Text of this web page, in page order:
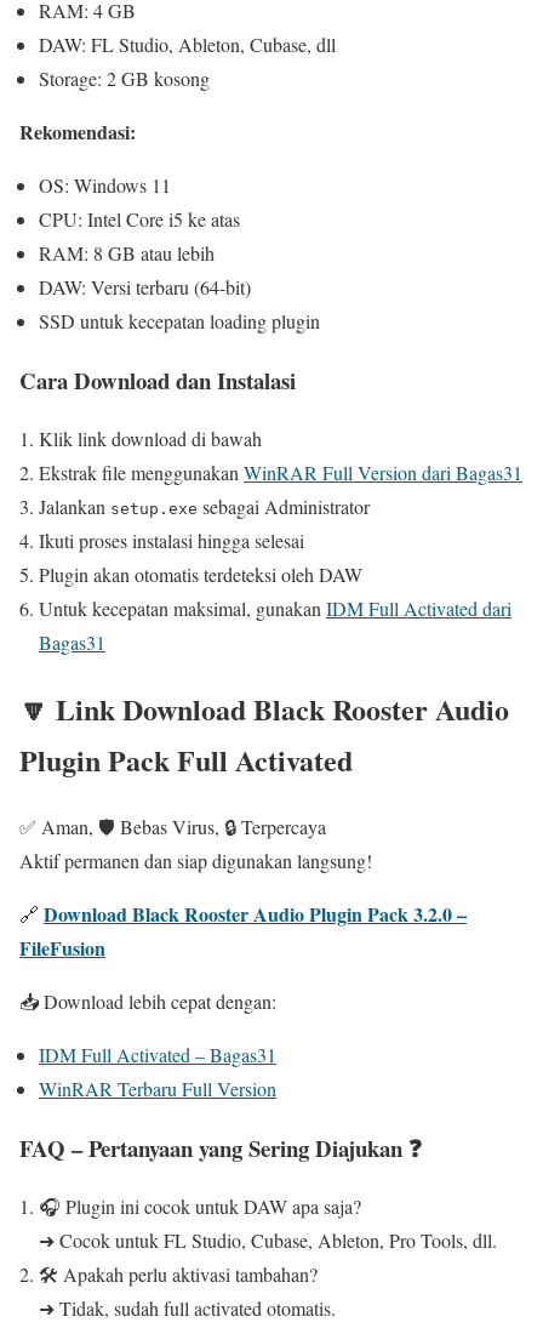
RAM: 4 GB
DAW: FL Studio, Ableton, Cubase, dll
Storage: 2 GB kosong
Rekomendasi:
OS: Windows 11
CPU: Intel Core i5 ke atas
RAM: 8 GB atau lebih
DAW: Versi terbaru (64-bit)
SSD untuk kecepatan loading plugin
Cara Download dan Instalasi
Klik link download di bawah
Ekstrak file menggunakanWinRAR Full Version dari Bagas31
Jalankan setup.exe sebagai Administrator
Ikuti proses instalasi hingga selesai
Plugin akan otomatis terdeteksi oleh DAW
Untuk kecepatan maksimal, gunakanIDM Full Activated dari
Bagas31
🔽 Link Download Black Rooster Audio
Plugin Pack Full Activated
✅ Aman, 🛡️ Bebas Virus, 🔒 Terpercaya
Aktif permanen dan siap digunakan langsung!
🔗 Download Black Rooster Audio Plugin Pack 3.2.0 –
FileFusion
📥 Download lebih cepat dengan:
IDM Full Activated – Bagas31
WinRAR Terbaru Full Version
FAQ – Pertanyaan yang Sering Diajukan ❓
🎧 Plugin ini cocok untuk DAW apa saja?
➜ Cocok untuk FL Studio, Cubase, Ableton, Pro Tools, dll.
🛠️ Apakah perlu aktivasi tambahan?
➜ Tidak, sudah full activated otomatis.